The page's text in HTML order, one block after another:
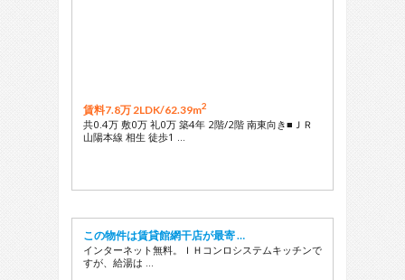
賃料7.8万 2LDK/62.39m2
共0.4万 敷0万 礼0万 築4年 2階/2階 南東向き■ＪＲ
山陽本線 相生 徒歩1 …
この物件は賃貸館網干店が最寄 …
インターネット無料。ＩＨコンロシステムキッチンで
すが、給湯は …